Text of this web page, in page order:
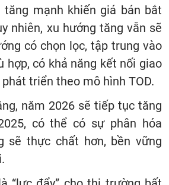
tăng mạnh khiến giá bán bắt
nhiên, xu hướng tăng vẫn sẽ
có chọn lọc, tập trung vào
hợp, có khả năng kết nối giao
triển theo mô hình TOD.
năm 2026 sẽ tiếp tục tăng
có thể có sự phân hóa
sẽ thực chất hơn, bền vững